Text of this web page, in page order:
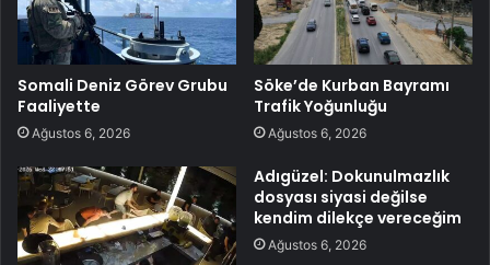
Somali Deniz Görev Grubu
Faaliyette
Ağustos 6, 2026
Söke’de Kurban Bayramı
Trafik Yoğunluğu
Ağustos 6, 2026
Adıgüzel: Dokunulmazlık
dosyası siyasi değilse
kendim dilekçe vereceğim
Ağustos 6, 2026